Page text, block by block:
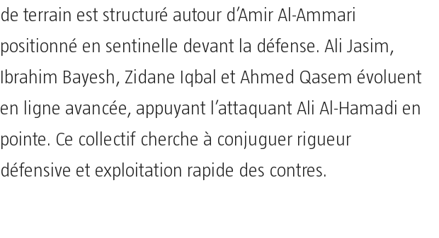
de terrain est structuré autour d’Amir Al-Ammari
positionné en sentinelle devant la défense. Ali Jasim,
Ibrahim Bayesh, Zidane Iqbal et Ahmed Qasem évoluent
en ligne avancée, appuyant l’attaquant Ali Al-Hamadi en
pointe. Ce collectif cherche à conjuguer rigueur
défensive et exploitation rapide des contres.